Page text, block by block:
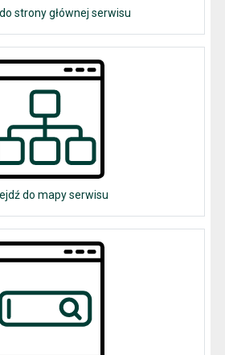
strony głównej serwisu
do mapy serwisu